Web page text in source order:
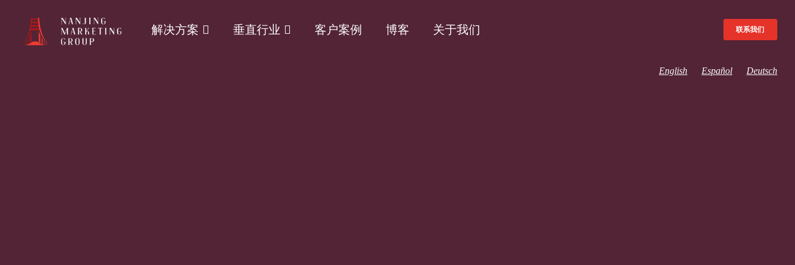
解决方案 垂直行业 客户案例 博客 关于我们 联系我们
English Español Deutsch